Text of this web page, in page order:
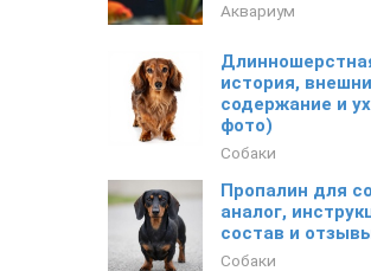
Аквариум
история,
содержание и
фото)
Собаки
Пропалин для
аналог,
состав и
Собаки